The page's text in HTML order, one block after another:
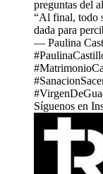
preguntas del
“Al final, todo
dada para
— Paulina
Síguenos en